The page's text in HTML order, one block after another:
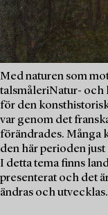
Med naturen som
talsmåleriNatur- och
för den
var genom det
förändrades. Många
den här perioden
I detta tema finns
presenterat och det
ändras och utvecklas.